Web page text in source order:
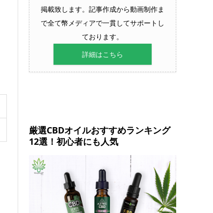
掲載致します。記事作成から動画制作ま
で全て幣メディアで一貫してサポートし
ております。
詳細はこちら
厳選CBDオイルおすすめランキング
12選！初心者にも人気